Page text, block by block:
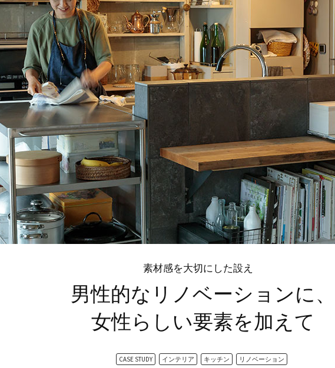
素材感を大切にした設え
男性的なリノベーションに、
女性らしい要素を加えて
CASE STUDY インテリア キッチン リノベーション